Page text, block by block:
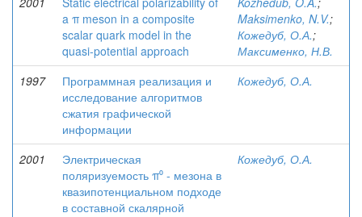
a π meson in a composite
scalar quark model in the
quasi-potential approach
Maksimenko, N.V.;
Кожедуб, О.А.;
Максименко, Н.В.
1997
Программная реализация и
исследование алгоритмов
сжатия графической
информации
Кожедуб, О.А.
2001
Электрическая
поляризуемость π⁰ - мезона в
квазипотенциальном подходе
в составной скалярной
Кожедуб, О.А.